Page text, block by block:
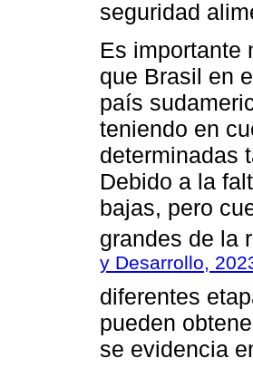
seguridad
Es importante
que Brasil en
país
teniendo en
determinadas
Debido a la
bajas, pero
grandes de la
y Desarrollo,
diferentes
pueden
se evidencia